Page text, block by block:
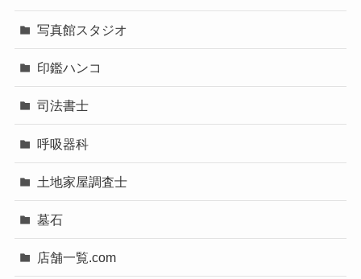
写真館スタジオ
印鑑ハンコ
司法書士
呼吸器科
土地家屋調査士
墓石
店舗一覧.com